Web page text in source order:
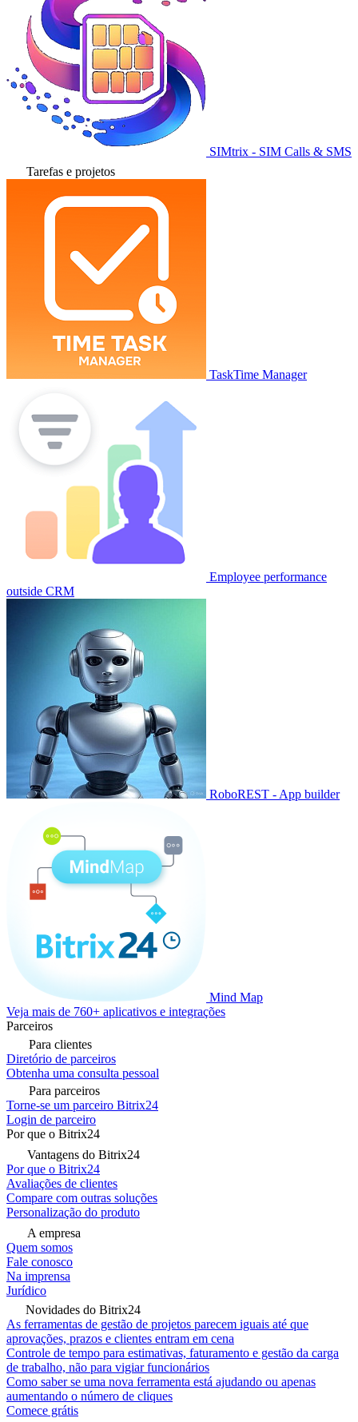
SIMtrix - SIM Calls & SMS
Tarefas e projetos
TaskTime Manager
Employee performance
outside CRM
RoboREST - App builder
Mind Map
Veja mais de 760+ aplicativos e integrações
Parceiros
Para clientes
Diretório de parceiros
Obtenha uma consulta pessoal
Para parceiros
Torne-se um parceiro Bitrix24
Login de parceiro
Por que o Bitrix24
Vantagens do Bitrix24
Por que o Bitrix24
Avaliações de clientes
Compare com outras soluções
Personalização do produto
A empresa
Quem somos
Fale conosco
Na imprensa
Jurídico
Novidades do Bitrix24
As ferramentas de gestão de projetos parecem iguais até que
aprovações, prazos e clientes entram em cena
Controle de tempo para estimativas, faturamento e gestão da carga
de trabalho, não para vigiar funcionários
Como saber se uma nova ferramenta está ajudando ou apenas
aumentando o número de cliques
Comece grátis